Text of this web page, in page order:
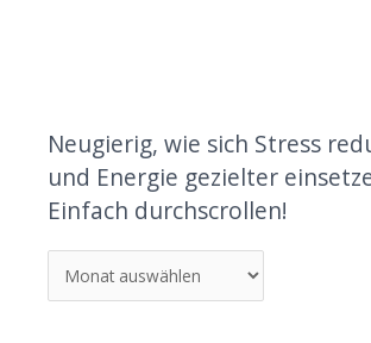
Neugierig, wie sich Stress
und Energie gezielter
Einfach durchscrollen!